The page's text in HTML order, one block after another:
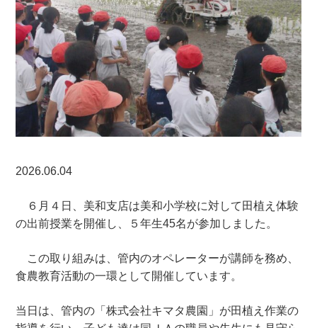
2026.06.04
６月４日、美和支店は美和小学校に対して田植え体験
の出前授業を開催し、５年生45名が参加しました。
この取り組みは、管内のオペレーターが講師を務め、
食農教育活動の一環として開催しています。
当日は、管内の「株式会社キマタ農園」が田植え作業の